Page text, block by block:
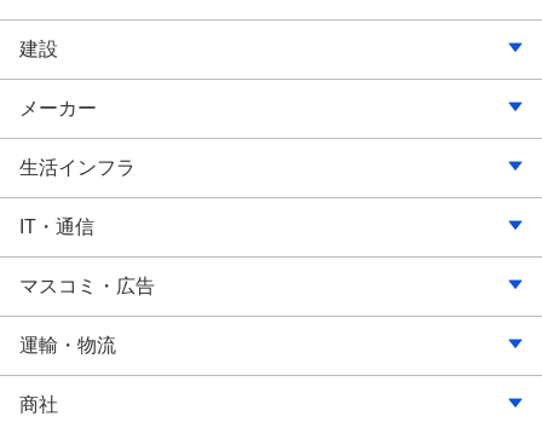
建設
建築・土木
内装・リフォーム・インテリア
大工・とび・左官工事関連
設備工事
鉱業・採石・砂利採取
メーカー
食品
飲料・たばこ・飼料
繊維・アパレル
紙・パルプ
印刷
生活インフラ
電気
ガス
水道
熱供給
IT・通信
通信・キャリア
ソフトウェア・情報処理
インターネット関連
マスコミ・広告
放送
新聞・出版・印刷
運輸・物流
鉄道
商社